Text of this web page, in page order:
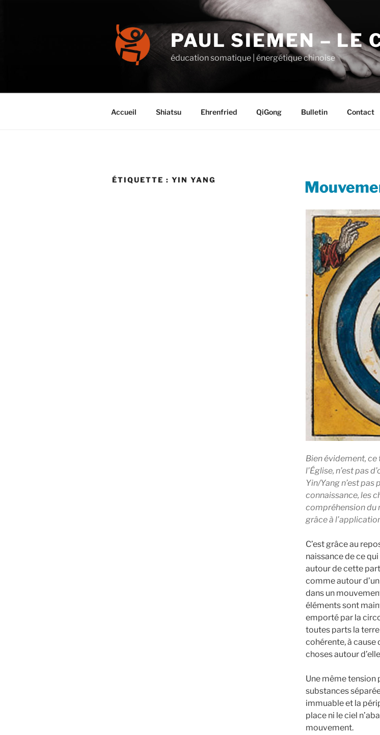
PAUL SIEMEN – LE
éducation somatique | énergétique chinoise
Accueil Shiatsu Ehrenfried QiGong Bulletin Contact
ÉTIQUETTE : YIN YANG
LE
Bien évidement, ce
l’Église, n’est pas
Yin/Yang n’est pas
connaissance, les
compréhension du
grâce à
C’est grâce au
naissance de ce
autour de cette
comme autour
dans un
éléments sont
emporté par la
toutes parts la
cohérente, à
choses autour
Une même tension
substances
immuable et la
place ni le ciel
mouvement.